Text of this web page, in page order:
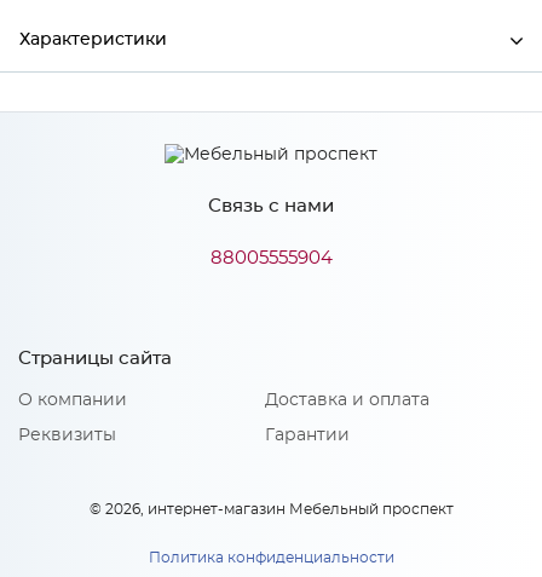
Характеристики
Производитель Сурская мебель
АНД/СИЛК
Связь с нами
88005555904
Страницы сайта
О компании
Реквизиты
Доставка и оплата
Гарантии
© 2026, интернет-магазин Мебельный проспект
Политика конфиденциальности